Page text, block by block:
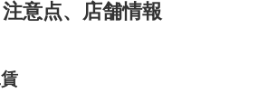
意点、店舗情報